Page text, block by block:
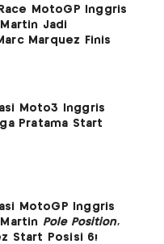
MotoGP Inggris
Jadi
Marquez Finis
Moto3 Inggris
Pratama Start
MotoGP Inggris
Pole Position,
Start Posisi 6!